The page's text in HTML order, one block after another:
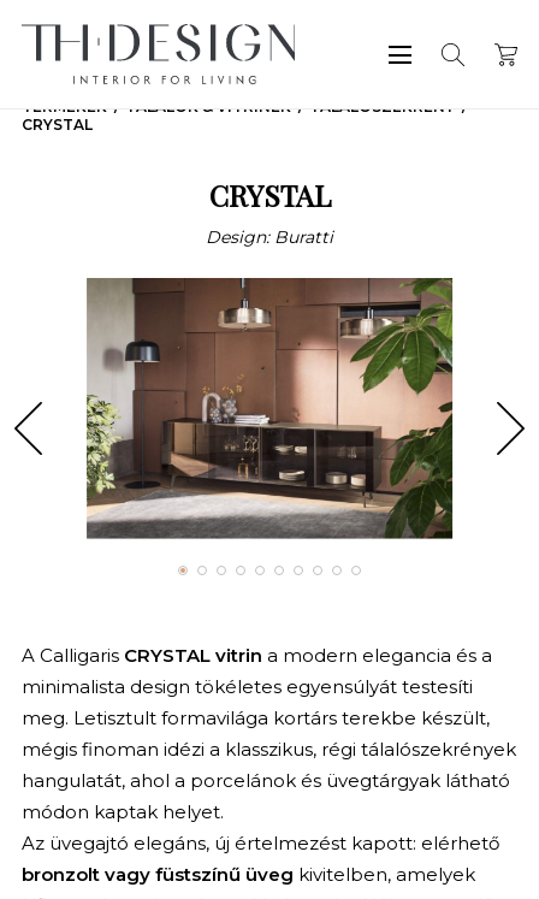
TERMÉKEK TÁLALÓK & VITRINEK
TÁLALÓSZEKRÉNY
CRYSTAL
CRYSTAL
Design: Buratti
A Calligaris CRYSTAL vitrin a modern elegancia és a
minimalista design tökéletes egyensúlyát testesíti
meg. Letisztult formavilága kortárs terekbe készült,
mégis finoman idézi a klasszikus, régi tálalószekrények
hangulatát, ahol a porcelánok és üvegtárgyak látható
módon kaptak helyet.
Az üvegajtó elegáns, új értelmezést kapott: elérhető
bronzolt vagy füstszínű üveg kivitelben, amelyek